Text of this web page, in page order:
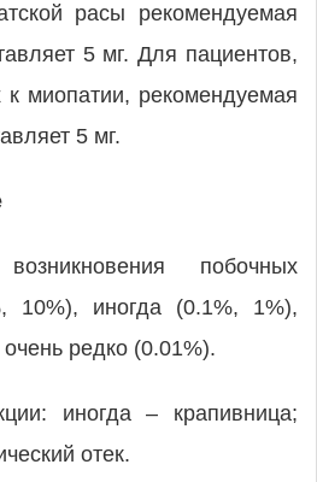
расы рекомендуемая
5 мг. Для пациентов,
миопатии, рекомендуемая
5 мг.
побочных
10%), иногда (0.1%, 1%),
редко (0.01%).
иногда – крапивница;
отек.